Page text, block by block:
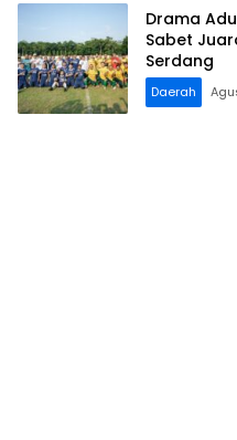
Drama
Sabet
Serdang
Daerah